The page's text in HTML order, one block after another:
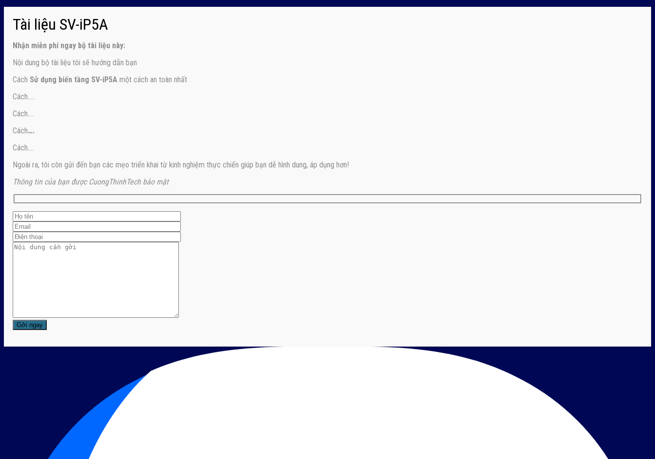
Tài liệu SV-iP5A
Nhận miễn phí ngay bộ tài liệu này:
Nội dung bộ tài liệu tôi sẽ hướng dẫn bạn
Cách Sử dụng biến tầng SV-iP5A một cách an toàn nhất
Cách…..
Cách….
Cách….
Cách….
Ngoài ra, tôi còn gửi đến bạn các mẹo triển khai từ kinh nghiệm thực chiến giúp bạn dễ hình dung, áp dụng hơn!
Thông tin của bạn được CuongThinhTech bảo mật